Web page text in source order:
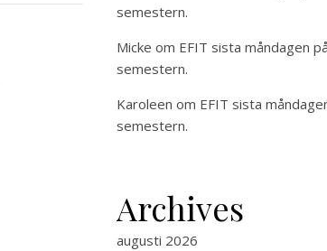
semestern.
Micke om EFIT sista måndagen på
semestern.
Karoleen om EFIT sista
semestern.
Archives
augusti 2026